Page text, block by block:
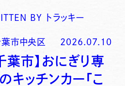
BY トラッキー
市中央区 2026.07.10
葉市】おにぎり専
キッチンカー「こ